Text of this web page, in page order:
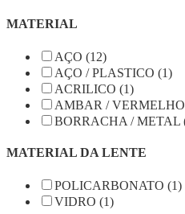
MATERIAL
AÇO (12)
AÇO / PLASTICO (1)
ACRILICO (1)
AMBAR /
BORRACHA / METAL
MATERIAL DA LENTE
POLICARBONATO (1)
VIDRO (1)